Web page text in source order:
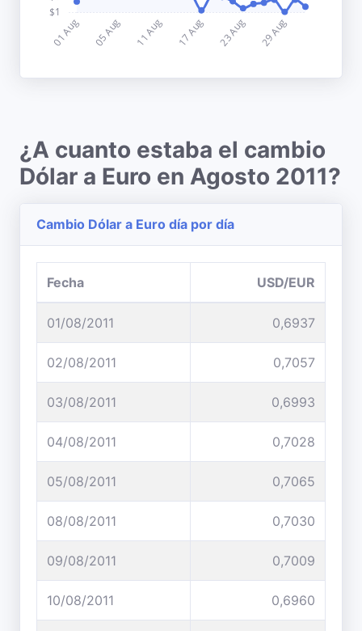
¿A cuanto estaba el cambio
Dólar a Euro en Agosto 2011?
Cambio Dólar a Euro día por día
Fecha USD/EUR
01/08/2011 0,6937
02/08/2011 0,7057
03/08/2011 0,6993
04/08/2011 0,7028
05/08/2011 0,7065
08/08/2011 0,7030
09/08/2011 0,7009
10/08/2011 0,6960